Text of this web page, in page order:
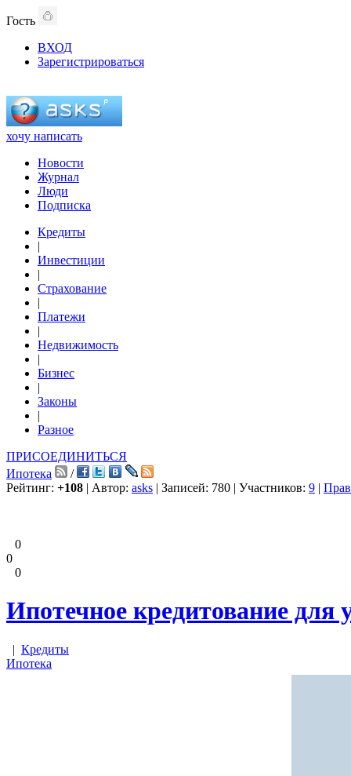
Гость
ВХОД
Зарегистрироваться
хочу написать
Новости
Журнал
Люди
Подписка
Кредиты
|
Инвестиции
|
Страхование
|
Платежи
|
Недвижимость
|
Бизнес
|
Законы
|
Разное
ПРИСОЕДИНИТЬСЯ
Ипотека
/
Рейтинг: +108 | Автор: asks | Записей: 780 | Участников: 9 |
0
0
0
Ипотечное кредитование для
| Кредиты
Ипотека